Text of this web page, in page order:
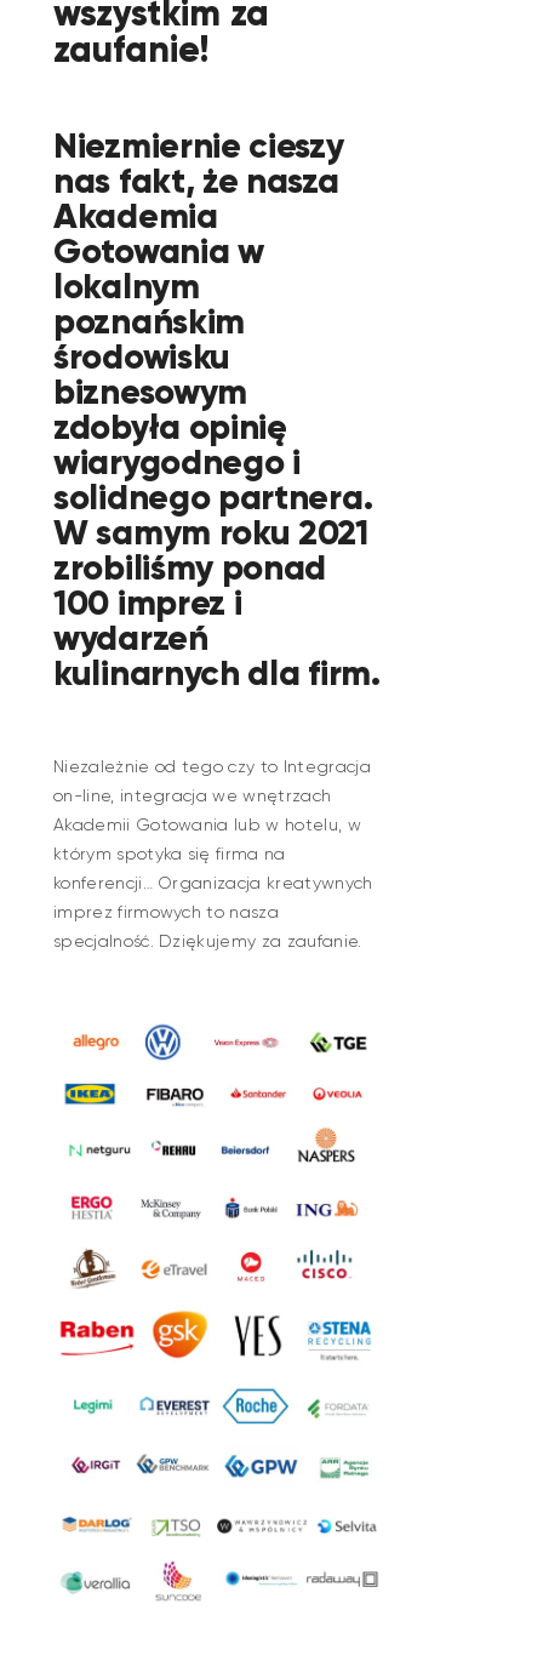
wszystkim za
zaufanie!
Niezmiernie cieszy
nas fakt, że nasza
Akademia
Gotowania w
lokalnym
poznańskim
środowisku
biznesowym
zdobyła opinię
wiarygodnego i
solidnego partnera.
W samym roku 2021
zrobiliśmy ponad
100 imprez i
wydarzeń
kulinarnych dla firm.
Niezależnie od tego czy to Integracja
on-line, integracja we wnętrzach
Akademii Gotowania lub w hotelu, w
którym spotyka się firma na
konferencji… Organizacja kreatywnych
imprez firmowych to nasza
specjalność. Dziękujemy za zaufanie.